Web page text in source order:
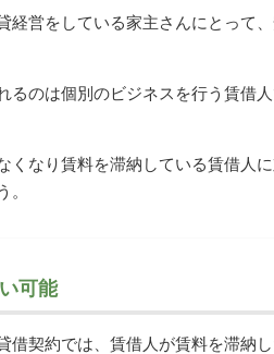
経営をしている家主さんにとって
るのは個別のビジネスを行う賃借
くなり賃料を滞納している賃借人
。
可能
借契約では、賃借人が賃料を滞納